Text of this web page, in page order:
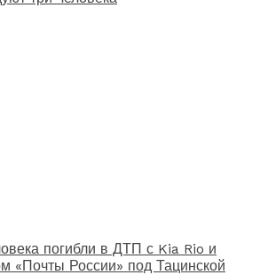
погибли в ДТП с Kia Rio и
«Почты России» под Тацинской